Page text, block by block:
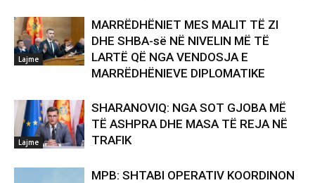
Lajme
MARRËDHËNIET MES MALIT TË ZI
DHE SHBA-së NË NIVELIN MË TË
LARTË QË NGA VENDOSJA E
MARRËDHËNIEVE DIPLOMATIKE
Lajme
SHARANOVIQ: NGA SOT GJOBA MË
TË ASHPRA DHE MASA TË REJA NË
TRAFIK
MPB: SHTABI OPERATIV KOORDINON